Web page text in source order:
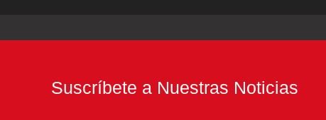
Suscríbete a Nuestras Noticias